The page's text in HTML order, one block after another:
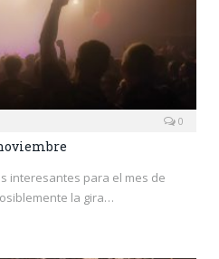
0
interesantes para el mes de
la gira…